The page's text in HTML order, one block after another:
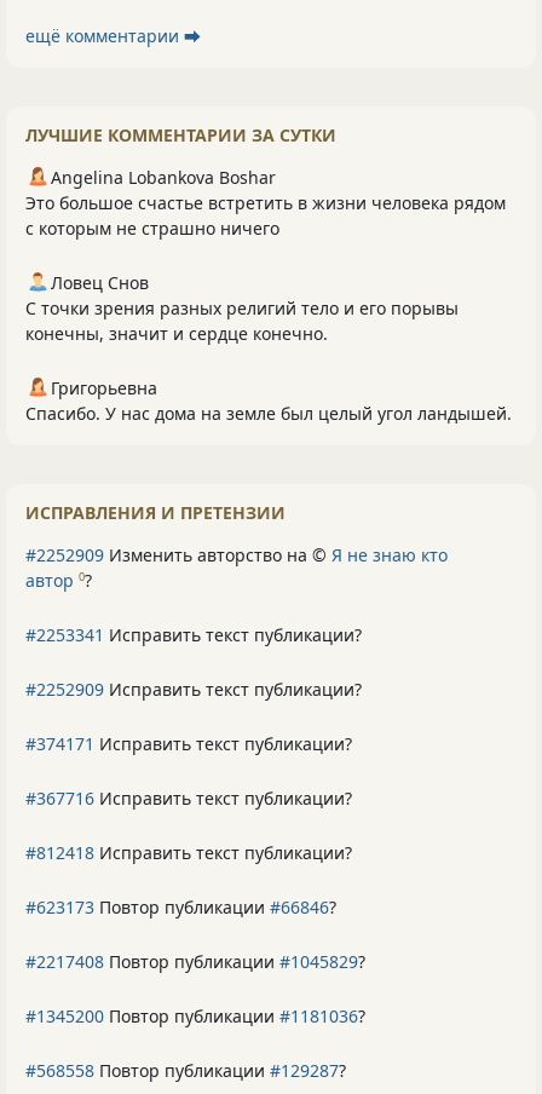
ещё комментарии ⮕
ЛУЧШИЕ КОММЕНТАРИИ ЗА СУТКИ
Angelina Lobankova Boshar
Это большое счастье встретить в жизни человека рядом
с которым не страшно ничего
Ловец Снов
С точки зрения разных религий тело и его порывы
конечны, значит и сердце конечно.
Григорьевна
Спасибо. У нас дома на земле был целый угол ландышей.
ИСПРАВЛЕНИЯ И ПРЕТЕНЗИИ
#2252909 Изменить авторство на © Я не знаю кто
автор 0?
#2253341 Исправить текст публикации?
#2252909 Исправить текст публикации?
#374171 Исправить текст публикации?
#367716 Исправить текст публикации?
#812418 Исправить текст публикации?
#623173 Повтор публикации #66846?
#2217408 Повтор публикации #1045829?
#1345200 Повтор публикации #1181036?
#568558 Повтор публикации #129287?